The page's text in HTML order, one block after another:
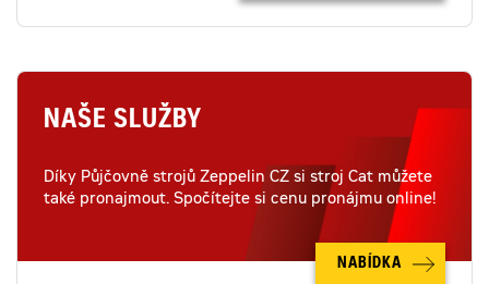
NAŠE SLUŽBY
Díky Půjčovně strojů Zeppelin CZ si stroj Cat můžete
také pronajmout. Spočítejte si cenu pronájmu online!
NABÍDKA